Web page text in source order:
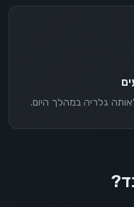
גלריה במהלך היום.